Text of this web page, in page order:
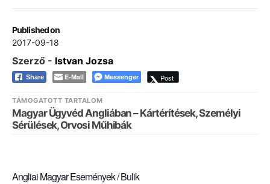
Published on
2017-09-18
Szerző - Istvan Jozsa
Share E-Mail Messenger Post
TÁMOGATOTT TARTALOM
Magyar Ügyvéd Angliában – Kártérítések, Személyi
Sérülések, Orvosi Műhibák
Angliai Magyar Események / Bulik